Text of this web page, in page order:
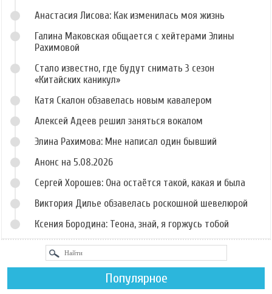
Анастасия Лисова: Как изменилась моя жизнь
Галина Маковская общается с хейтерами Элины
Рахимовой
Стало известно, где будут снимать 3 сезон
«Китайских каникул»
Катя Скалон обзавелась новым кавалером
Алексей Адеев решил заняться вокалом
Элина Рахимова: Мне написал один бывший
Анонс на 5.08.2026
Сергей Хорошев: Она остаётся такой, какая и была
Виктория Дилье обзавелась роскошной шевелюрой
Ксения Бородина: Теона, знай, я горжусь тобой
Популярное